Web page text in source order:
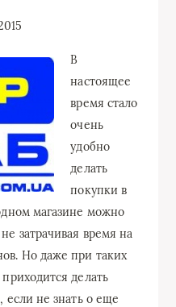
В
настоящее
время стало
очень
удобно
делать
покупки в
магазине можно
затрачивая время на
Но даже при таких
приходится делать
если не знать о еще